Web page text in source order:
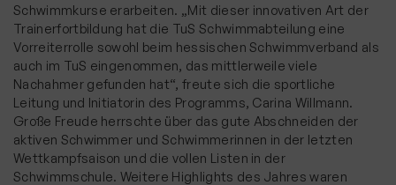
Schwimmkurse erarbeiten. „Mit dieser innovativen Art der
Trainerfortbildung hat die TuS Schwimmabteilung eine
Vorreiterrolle sowohl beim hessischen Schwimmverband als
auch im TuS eingenommen, das mittlerweile viele
Nachahmer gefunden hat“, freute sich die sportliche
Leitung und Initiatorin des Programms, Carina Willmann.
Große Freude herrschte über das gute Abschneiden der
aktiven Schwimmer und Schwimmerinnen in der letzten
Wettkampfsaison und die vollen Listen in der
Schwimmschule. Weitere Highlights des Jahres waren